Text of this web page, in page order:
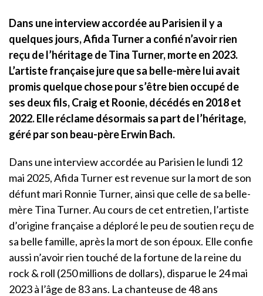
Dans une interview accordée au Parisien il y a
quelques jours, Afida Turner a confié n’avoir rien
reçu de l’héritage de Tina Turner, morte en 2023.
L’artiste française jure que sa belle-mère lui avait
promis quelque chose pour s’être bien occupé de
ses deux fils, Craig et Roonie, décédés en 2018 et
2022. Elle réclame désormais sa part de l’héritage,
géré par son beau-père Erwin Bach.
Dans une interview accordée au Parisien le lundi 12
mai 2025, Afida Turner est revenue sur la mort de son
défunt mari Ronnie Turner, ainsi que celle de sa belle-
mère Tina Turner. Au cours de cet entretien, l’artiste
d’origine française a déploré le peu de soutien reçu de
sa belle famille, après la mort de son époux. Elle confie
aussi n’avoir rien touché de la fortune de la reine du
rock & roll (250 millions de dollars), disparue le 24 mai
2023 à l’âge de 83 ans. La chanteuse de 48 ans